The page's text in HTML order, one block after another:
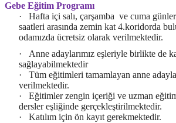
Gebe Eğitim Programı
·
Hafta içi salı, çarşamba ve cuma
saatleri arasında zemin kat 4.koridorda
odamızda ücretsiz olarak verilmektedir.
·
Anne adaylarımız eşleriyle birlikte de
sağlayabilmektedir
·
Tüm eğitimleri tamamlayan anne
verilmektedir.
·
Eğitimler zengin içeriği ve uzman
dersler eşliğinde gerçekleştirilmektedir.
·
Katılım için ön kayıt gerekmektedir.